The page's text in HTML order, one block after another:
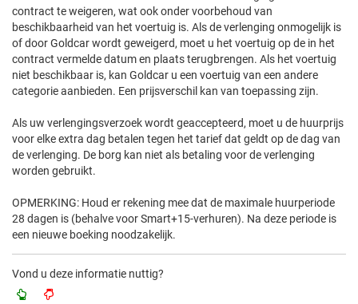
contract te weigeren, wat ook onder voorbehoud van
beschikbaarheid van het voertuig is. Als de verlenging onmogelijk is
of door Goldcar wordt geweigerd, moet u het voertuig op de in het
contract vermelde datum en plaats terugbrengen. Als het voertuig
niet beschikbaar is, kan Goldcar u een voertuig van een andere
categorie aanbieden. Een prijsverschil kan van toepassing zijn.
Als uw verlengingsverzoek wordt geaccepteerd, moet u de huurprijs
voor elke extra dag betalen tegen het tarief dat geldt op de dag van
de verlenging. De borg kan niet als betaling voor de verlenging
worden gebruikt.
OPMERKING: Houd er rekening mee dat de maximale huurperiode
28 dagen is (behalve voor Smart+15-verhuren). Na deze periode is
een nieuwe boeking noodzakelijk.
Vond u deze informatie nuttig?